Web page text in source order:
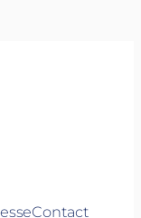
Contact